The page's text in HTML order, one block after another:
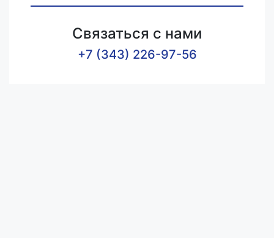
Связаться с нами
+7 (343) 226-97-56